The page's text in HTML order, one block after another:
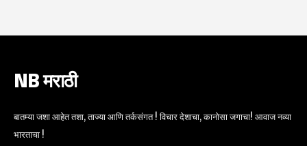
NB मराठी
बातम्या जशा आहेत तशा, ताज्या आणि तर्कसंगत ! विचार देशाचा, कानोसा जगाचा! आवाज नव्या
भारताचा !